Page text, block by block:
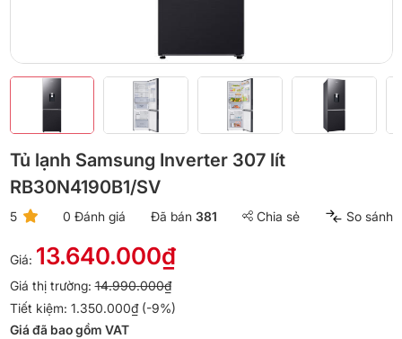
Tủ lạnh Samsung Inverter 307 lít
RB30N4190B1/SV
5 0 Đánh giá Đã bán 381 Chia sẻ So sánh
Giá: 13.640.000₫
Giá thị trường:14.990.000₫
Tiết kiệm: 1.350.000₫ (-9%)
Giá đã bao gồm VAT